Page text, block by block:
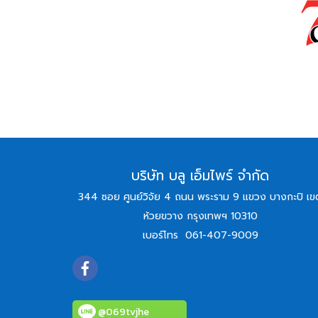
บริษัท บลู เอ็มไพร์ จำกัด
344 ซอย ศูนย์วิจัย 4 ถนน พระราม 9 แขวง บางกะปิ เ
ห้วยขวาง กรุงเทพฯ 10310
เบอร์โทร 061-407-9009
@069tvjhe